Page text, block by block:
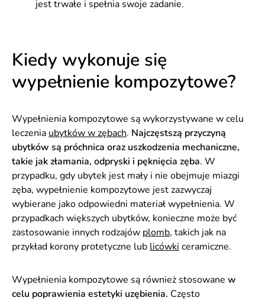
jest trwałe i spełnia swoje zadanie.
Kiedy wykonuje się
wypełnienie kompozytowe?
Wypełnienia kompozytowe są wykorzystywane w celu
leczenia ubytków w zębach. Najczęstszą przyczyną
ubytków są próchnica oraz uszkodzenia mechaniczne,
takie jak złamania, odpryski i pęknięcia zęba. W
przypadku, gdy ubytek jest mały i nie obejmuje miazgi
zęba, wypełnienie kompozytowe jest zazwyczaj
wybierane jako odpowiedni materiał wypełnienia. W
przypadkach większych ubytków, konieczne może być
zastosowanie innych rodzajów plomb, takich jak na
przykład korony protetyczne lub licówki ceramiczne.
Wypełnienia kompozytowe są również stosowane w
celu poprawienia estetyki uzębienia. Często